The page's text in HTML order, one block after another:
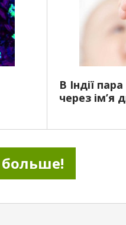
В Індії
через ім’я